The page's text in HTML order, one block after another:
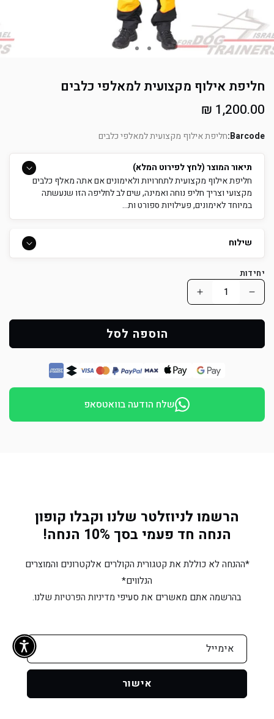
חליפת אילוף מקצועית למאלפי כלבים
מחיר
רגיל
1,200.00 ₪
Barcode: חליפת אילוף מקצועית למאלפי כלבים
תיאור המוצר (לחץ לפירוט המלא)
חליפת אילוף מקצועית לתחרויות ולאימונים אם אתה מאלף כלבים
מקצועי וצריך חליפ נוחה ואמינה, שים לב לחליפה הזו שנעשתה
במיוחד לאימונים, פעילויות ספורט ות...
שילוח
יחידות
הפחת
כמות
חליפת
הוסף
כמות
חליפת
אילוף
למאלפי
כלבים
הוספה לסל
שלח הודעה בוואטסאפ
הרשמו לניוזלטר שלנו וקבלו קופון
הנחה חד פעמי בסך 10% הנחה!
*ההנחה לא כוללת את קטגורית הקולרים אלקטרונים והמוצרים
הנלווים*
בהרשמה אתם מאשרים את סעיפי מדיניות הפרטיות שלנו.
אימייל
אישור